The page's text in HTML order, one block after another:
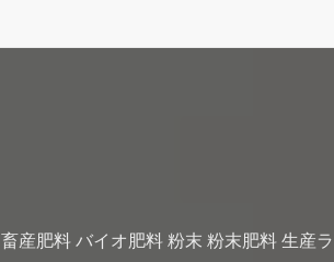
畜産肥料 バイオ肥料 粉末 粉末肥料 生産